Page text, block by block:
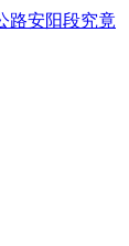
路安阳段究竟